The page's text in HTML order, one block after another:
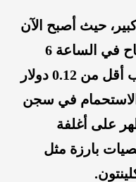
حيث أصبح الآن
يتعين عليها أن تستيقظ كل صباح في الساعة 6
صباحاً، وأن تشغل وظيفة براتب أقل من 0.12 دولار
في سجن
على أغلفة
بارزة مثل